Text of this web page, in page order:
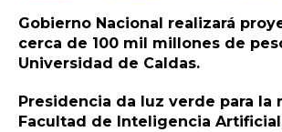
Gobierno Nacional realizará
cerca de 100 mil millones de
Universidad de Caldas.
Presidencia da luz verde para la
Facultad de Inteligencia